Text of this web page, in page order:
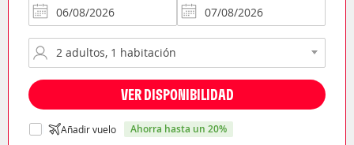
VER DISPONIBILIDAD
Añadir vuelo ahorra hasta un 20%